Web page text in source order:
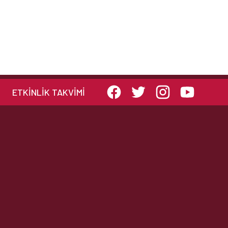
ETKINLIK TAKVIMI